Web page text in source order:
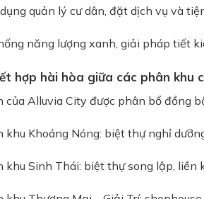
quản lý cư dân, đặt dịch vụ và
năng lượng xanh, giải pháp tiết
hợp hài hòa giữa các phân khu
của Alluvia City được phân bổ đồng
khu Khoáng Nóng: biệt thự nghỉ
khu Sinh Thái: biệt thự song lập, liền